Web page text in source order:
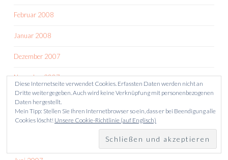
Februar 2008
Januar 2008
Dezember 2007
November 2007
Oktober 2007
September 2007
Diese Internetseite verwendet Cookies. Erfassten Daten werden nicht an
Dritte weitergegeben. Auch wird keine Verknüpfung mit personenbezogenen
Daten hergestellt.
Mein Tipp: Stellen Sie Ihren Internetbrowser so ein, dass er bei Beendigung alle
Cookies löscht! Unsere Cookie-Richtlinie (auf Englisch)